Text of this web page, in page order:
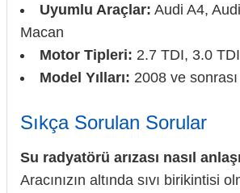
Uyumlu Araçlar: Audi A4,
Macan
Motor Tipleri: 2.7 TDI, 3.0 TDI
Model Yılları: 2008 ve sonrası
Sıkça Sorulan Sorular
Su radyatörü arızası nasıl
Aracınızın altında sıvı birikintisi